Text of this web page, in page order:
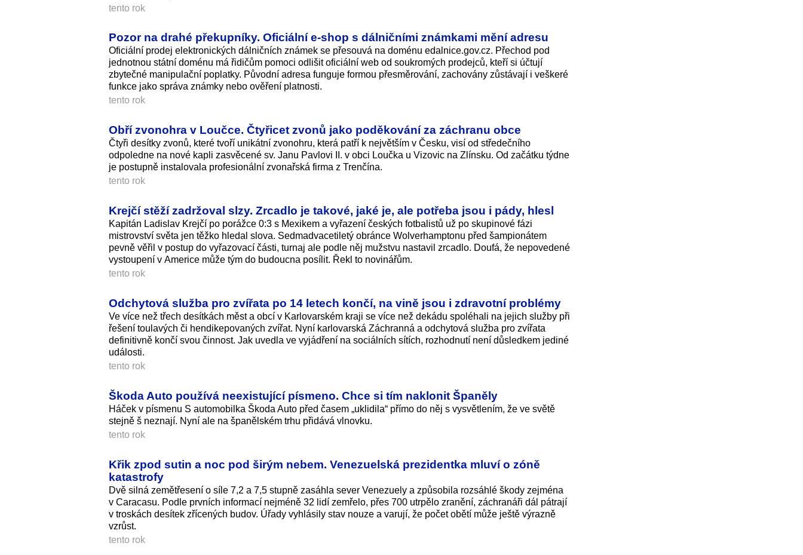
tento rok
Pozor na drahé překupníky. Oficiální e-shop s dálničními známkami mění adresu
Oficiální prodej elektronických dálničních známek se přesouvá na doménu edalni­ce.gov.cz. Přechod pod
jednotnou státní doménu má řidičům pomoci odlišit oficiální web od soukromých prodejců, kteří si účtují
zbytečné manipulační poplatky. Původní adresa funguje formou přesměrování, zachovány zůstávají i veškeré
funkce jako správa známky nebo ověření platnosti.
tento rok
Obří zvonohra v Loučce. Čtyřicet zvonů jako poděkování za záchranu obce
Čtyři desítky zvonů, které tvoří unikátní zvonohru, která patří k největším v Česku, visí od středečního
odpoledne na nové kapli zasvěcené sv. Janu Pavlovi II. v obci Loučka u Vizovic na Zlínsku. Od začátku týdne
je postupně instalovala profesionální zvonařská firma z Trenčína.
tento rok
Krejčí stěží zadržoval slzy. Zrcadlo je takové, jaké je, ale potřeba jsou i pády, hlesl
Kapitán Ladislav Krejčí po porážce 0:3 s Mexikem a vyřazení českých fotbalistů už po skupinové fázi
mistrovství světa jen těžko hledal slova. Sedmadvacetiletý obránce Wolverhamptonu před šampionátem
pevně věřil v postup do vyřazovací části, turnaj ale podle něj mužstvu nastavil zrcadlo. Doufá, že nepovedené
vystoupení v Americe může tým do budoucna posílit. Řekl to novinářům.
tento rok
Odchytová služba pro zvířata po 14 letech končí, na vině jsou i zdravotní problémy
Ve více než třech desítkách měst a obcí v Karlovarském kraji se více než dekádu spoléhali na jejich služby při
řešení toulavých či hendikepovaných zvířat. Nyní karlovarská Záchranná a odchytová služba pro zvířata
definitivně končí svou činnost. Jak uvedla ve vyjádření na sociálních sítích, rozhodnutí není důsledkem jediné
události.
tento rok
Škoda Auto používá neexistující písmeno. Chce si tím naklonit Španěly
Háček v písmenu S automobilka Škoda Auto před časem „uklidila“ přímo do něj s vysvětlením, že ve světě
stejně š neznají. Nyní ale na španělském trhu přidává vlnovku.
tento rok
Křik zpod sutin a noc pod širým nebem. Venezuelská prezidentka mluví o zóně
katastrofy
Dvě silná zemětřesení o síle 7,2 a 7,5 stupně zasáhla sever Venezuely a způsobila rozsáhlé škody zejména
v Caracasu. Podle prvních informací nejméně 32 lidí zemřelo, přes 700 utrpělo zranění, záchranáři dál pátrají
v troskách desítek zřícených budov. Úřady vyhlásily stav nouze a varují, že počet obětí může ještě výrazně
vzrůst.
tento rok